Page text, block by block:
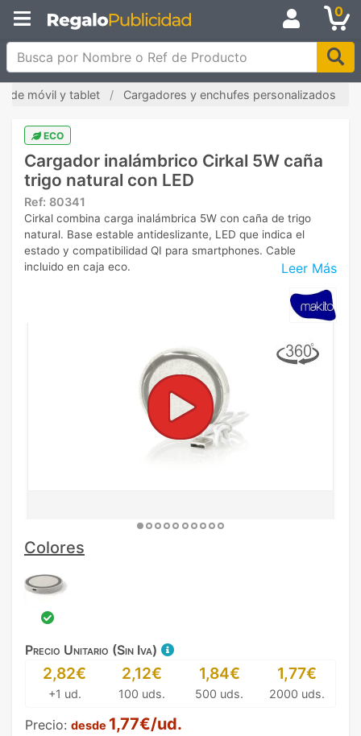
0
Busca por Nombre o Ref de Producto
de móvil y tablet Cargadores y enchufes personalizados
ECO
Cargador inalámbrico Cirkal 5W caña
trigo natural con LED
Ref: 80341
Leer Más
Cirkal combina carga inalámbrica 5W con caña de trigo
natural. Base estable antideslizante, LED que indica el
estado y compatibilidad QI para smartphones. Cable
incluido en caja eco.
Colores
Precio Unitario (Sin Iva)
2,82€
+1 ud.
2,12€
100 uds.
1,84€
500 uds.
1,77€
2000 uds.
Precio: desde 1,77€/ud.